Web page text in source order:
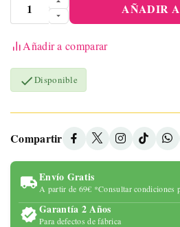
AÑADIR
Añadir a comparar
Disponible
Compartir
Envío Gratis
A partir de 69€ *Consultar condiciones
Garantía 2 Años
Para defectos de fábrica